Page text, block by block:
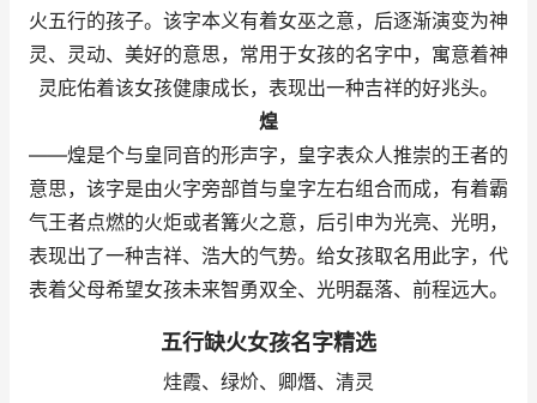
火五行的孩子。该字本义有着女巫之意，后逐渐演变为神
灵、灵动、美好的意思，常用于女孩的名字中，寓意着神
灵庇佑着该女孩健康成长，表现出一种吉祥的好兆头。
煌
——煌是个与皇同音的形声字，皇字表众人推崇的王者的
意思，该字是由火字旁部首与皇字左右组合而成，有着霸
气王者点燃的火炬或者篝火之意，后引申为光亮、光明，
表现出了一种吉祥、浩大的气势。给女孩取名用此字，代
表着父母希望女孩未来智勇双全、光明磊落、前程远大。
五行缺火女孩名字精选
烓霞、绿炌、卿熸、清灵